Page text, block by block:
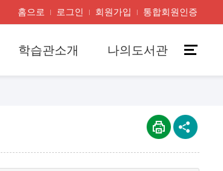
홈으로 로그인 회원가입 통합회원인증
학습관소개 나의도서관